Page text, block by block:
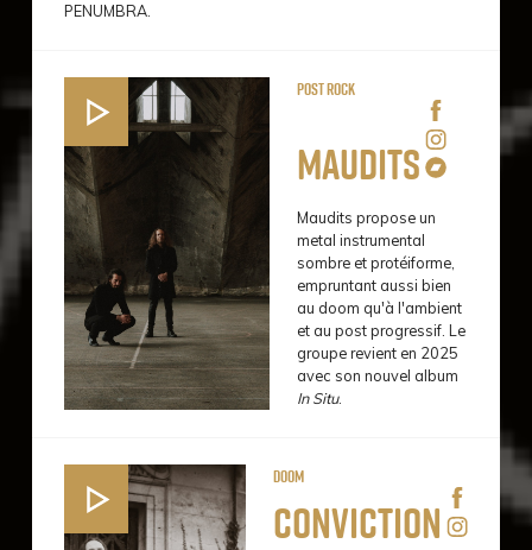
PENUMBRA.
Post Rock
Maudits
Maudits propose un
metal instrumental
sombre et protéiforme,
empruntant aussi bien
au doom qu'à l'ambient
et au post progressif. Le
groupe revient en 2025
avec son nouvel album
In Situ.
Doom
Conviction